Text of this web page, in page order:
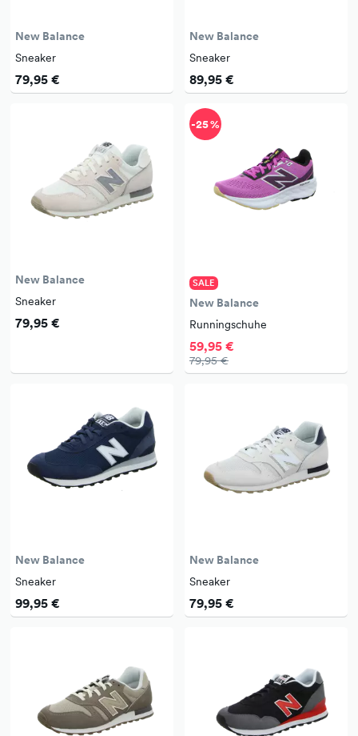
New Balance
Sneaker
79,95 €
New Balance
Sneaker
89,95 €
New Balance
Sneaker
79,95 €
SALE
New Balance
Runningschuhe
59,95 €
79,95 €
-25 %
New Balance
Sneaker
99,95 €
New Balance
Sneaker
79,95 €